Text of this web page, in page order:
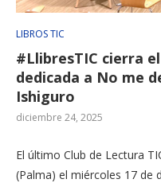
LIBROS TIC
#LlibresTIC cierra
dedicada a No me
Ishiguro
diciembre 24, 2025
El último Club de Lectura
(Palma) el miércoles 17 de